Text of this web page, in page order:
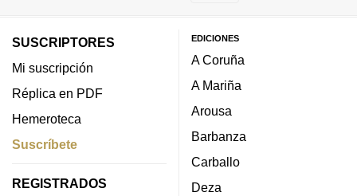
SUSCRIPTORES
Mi suscripción
Réplica en PDF
Hemeroteca
Suscríbete
REGISTRADOS
EDICIONES
A Coruña
A Mariña
Arousa
Barbanza
Carballo
Deza